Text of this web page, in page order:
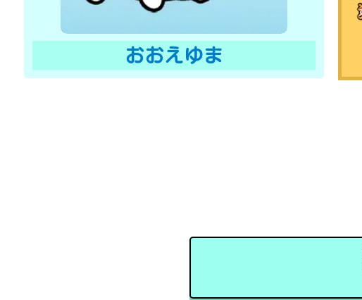
おおえゆま